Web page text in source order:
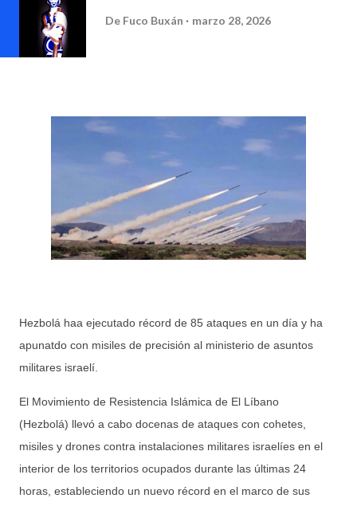
De Fuco Buxán marzo 28, 2026
Hezbolá haa ejecutado récord de 85 ataques en un día y ha
apunatdo con misiles de precisión al ministerio de asuntos
militares israelí.
El Movimiento de Resistencia Islámica de El Líbano
(Hezbolá) llevó a cabo docenas de ataques con cohetes,
misiles y drones contra instalaciones militares israelíes en el
interior de los territorios ocupados durante las últimas 24
horas, estableciendo un nuevo récord en el marco de sus